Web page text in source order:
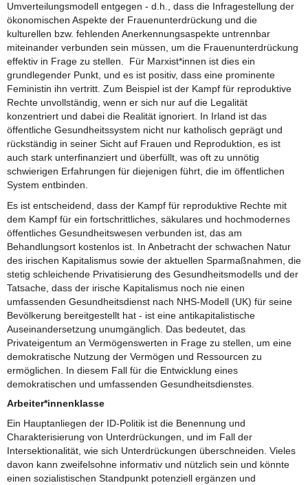
Umverteilungsmodell entgegen - d.h., dass die Infragestellung der
ökonomischen Aspekte der Frauenunterdrückung und die
kulturellen bzw. fehlenden Anerkennungsaspekte untrennbar
miteinander verbunden sein müssen, um die Frauenunterdrückung
effektiv in Frage zu stellen. Für Marxist*innen ist dies ein
grundlegender Punkt, und es ist positiv, dass eine prominente
Feministin ihn vertritt. Zum Beispiel ist der Kampf für reproduktive
Rechte unvollständig, wenn er sich nur auf die Legalität
konzentriert und dabei die Realität ignoriert. In Irland ist das
öffentliche Gesundheitssystem nicht nur katholisch geprägt und
rückständig in seiner Sicht auf Frauen und Reproduktion, es ist
auch stark unterfinanziert und überfüllt, was oft zu unnötig
schwierigen Erfahrungen für diejenigen führt, die im öffentlichen
System entbinden.
Es ist entscheidend, dass der Kampf für reproduktive Rechte mit
dem Kampf für ein fortschrittliches, säkulares und hochmodernes
öffentliches Gesundheitswesen verbunden ist, das am
Behandlungsort kostenlos ist. In Anbetracht der schwachen Natur
des irischen Kapitalismus sowie der aktuellen Sparmaßnahmen, die
stetig schleichende Privatisierung des Gesundheitsmodells und der
Tatsache, dass der irische Kapitalismus noch nie einen
umfassenden Gesundheitsdienst nach NHS-Modell (UK) für seine
Bevölkerung bereitgestellt hat - ist eine antikapitalistische
Auseinandersetzung unumgänglich. Das bedeutet, das
Privateigentum an Vermögenswerten in Frage zu stellen, um eine
demokratische Nutzung der Vermögen und Ressourcen zu
ermöglichen. In diesem Fall für die Entwicklung eines
demokratischen und umfassenden Gesundheitsdienstes.
Arbeiter*innenklasse
Ein Hauptanliegen der ID-Politik ist die Benennung und
Charakterisierung von Unterdrückungen, und im Fall der
Intersektionalität, wie sich Unterdrückungen überschneiden. Vieles
davon kann zweifelsohne informativ und nützlich sein und könnte
einen sozialistischen Standpunkt potenziell ergänzen und